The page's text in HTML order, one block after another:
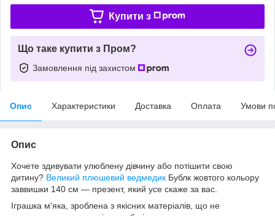
Купити з
Що таке купити з Пром?
Замовлення під захистом
Опис Характеристики Доставка Оплата Умови
Опис
Хочете здивувати улюблену дівчину або потішити свою
дитину? Великий плюшевий ведмедик Бублк жовтого кольору
заввишки 140 см — презент, який усе скаже за вас.
Іграшка м'яка, зроблена з якісних матеріалів, що не